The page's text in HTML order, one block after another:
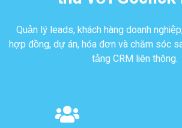
Quản lý leads, khách hàng doanh
hợp đồng, dự án, hóa đơn và chăm sóc
tảng CRM liên thông.